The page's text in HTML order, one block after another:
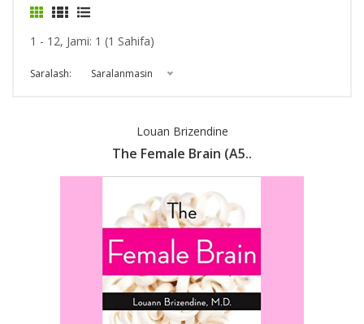
1 - 12, Jami: 1 (1 Sahifa)
Saralash: Saralanmasin
Louan Brizendine
The Female Brain (A5..